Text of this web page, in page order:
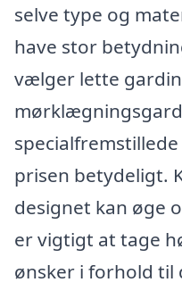
selve type og
have stor
vælger lette
prisen betydeligt.
designet kan øge
er vigtigt at tage
ønsker i forhold til